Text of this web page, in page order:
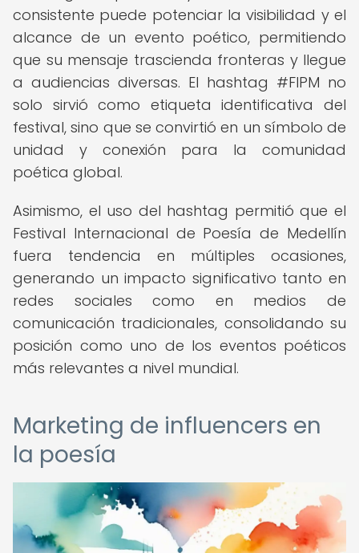
consistente puede potenciar la visibilidad y el
alcance de un evento poético, permitiendo
que su mensaje trascienda fronteras y llegue
a audiencias diversas. El hashtag #FIPM no
solo sirvió como etiqueta identificativa del
festival, sino que se convirtió en un símbolo de
unidad y conexión para la comunidad
poética global.
Asimismo, el uso del hashtag permitió que el
Festival Internacional de Poesía de Medellín
fuera tendencia en múltiples ocasiones,
generando un impacto significativo tanto en
redes sociales como en medios de
comunicación tradicionales, consolidando su
posición como uno de los eventos poéticos
más relevantes a nivel mundial.
Marketing de influencers en
la poesía